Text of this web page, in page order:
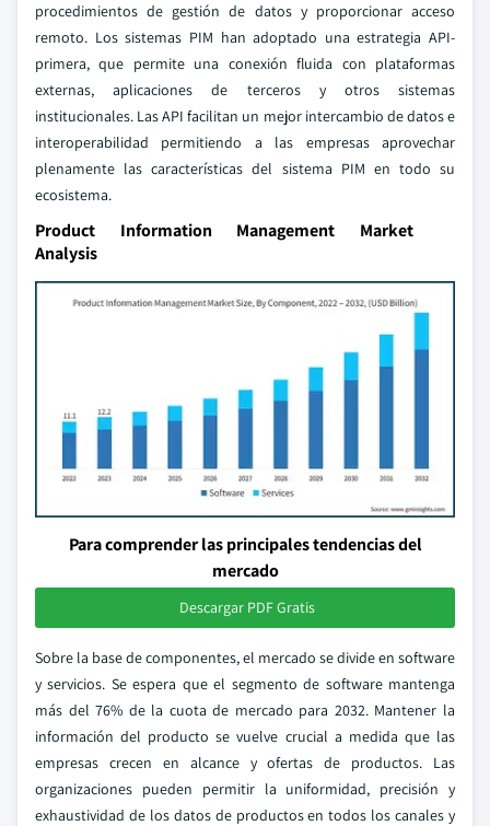
procedimientos de gestión de datos y proporcionar acceso
remoto. Los sistemas PIM han adoptado una estrategia API-
primera, que permite una conexión fluida con plataformas
externas, aplicaciones de terceros y otros sistemas
institucionales. Las API facilitan un mejor intercambio de datos e
interoperabilidad permitiendo a las empresas aprovechar
plenamente las características del sistema PIM en todo su
ecosistema.
Product Information Management Market
Analysis
Para comprender las principales tendencias del
mercado
Descargar PDF Gratis
Sobre la base de componentes, el mercado se divide en software
y servicios. Se espera que el segmento de software mantenga
más del 76% de la cuota de mercado para 2032. Mantener la
información del producto se vuelve crucial a medida que las
empresas crecen en alcance y ofertas de productos. Las
organizaciones pueden permitir la uniformidad, precisión y
exhaustividad de los datos de productos en todos los canales y